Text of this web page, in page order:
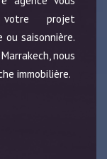
votre projet
saisonnière.
nous
immobilière.